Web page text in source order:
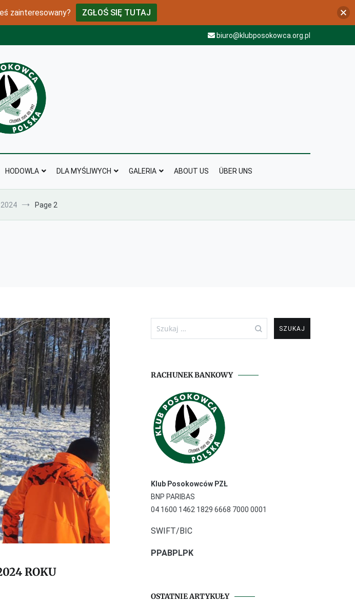
biuro@klubposokowca.org.pl
HODOWLA DLA MYŚLIWYCH GALERIA ABOUT US ÜBER UNS
2024 Page 2
ROKU
RACHUNEK BANKOWY
Klub Posokowców PZŁ
BNP PARIBAS
04 1600 1462 1829 6668 7000 0001
SWIFT/BIC
PPABPLPK
OSTATNIE ARTYKUŁY
zainteresowany? ZGŁOŚ SIĘ TUTAJ